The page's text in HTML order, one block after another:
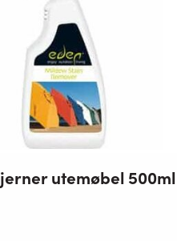
utemøbel 500ml